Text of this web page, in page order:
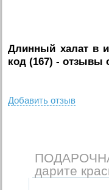
Длинный халат в
код (167) - отзывы
Добавить отзыв
дарите